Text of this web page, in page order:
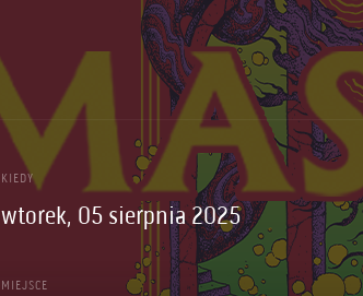
KIEDY
wtorek, 05 sierpnia 2025
MIEJSCE